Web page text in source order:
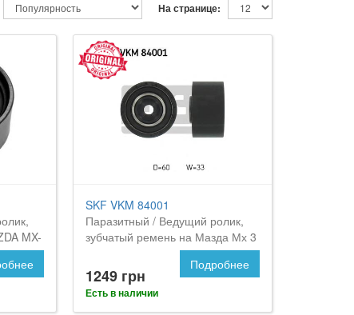
На странице:
MX-
SKF VKM 84001
Паразитный / Ведущий ролик,
зубчатый ремень на Мазда Мх 3
1249 грн
Есть в наличии
Подробнее